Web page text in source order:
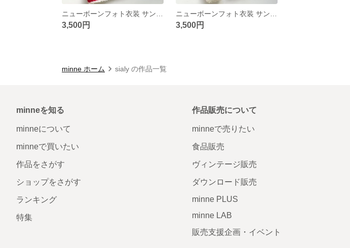
3,500円 3,500円
minne ホーム sialy の作品一覧
minneを知る
minneについて
minneで買いたい
作品をさがす
ショップをさがす
ランキング
特集
作品販売について
minneで売りたい
食品販売
ヴィンテージ販売
ダウンロード販売
minne PLUS
minne LAB
販売支援企画・イベント